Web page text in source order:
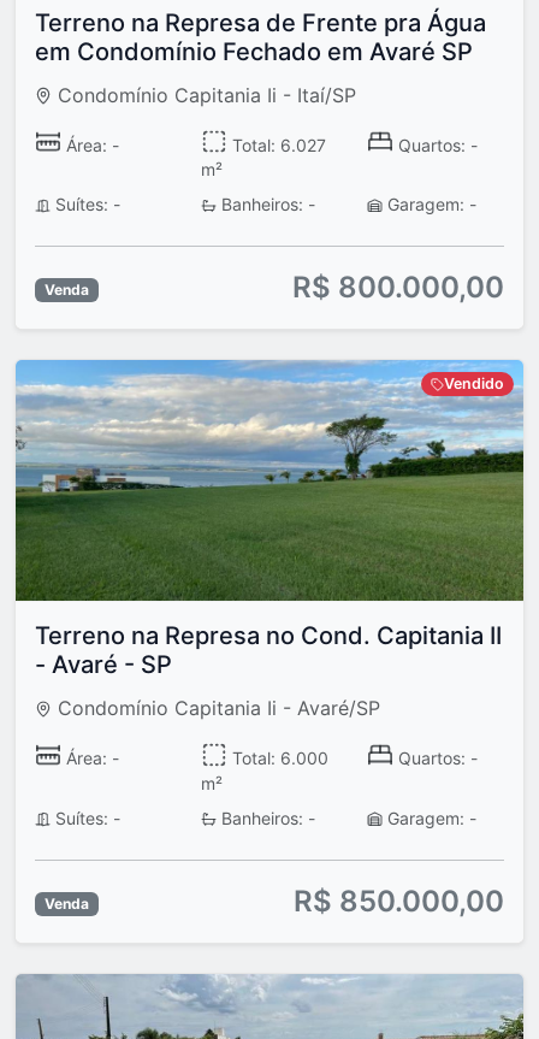
Terreno na Represa de Frente pra Água
em Condomínio Fechado em Avaré SP
Condomínio Capitania Ii - Itaí/SP
Área: -
Total: 6.027
m²
Quartos: -
Suítes: - Banheiros: - Garagem: -
Venda R$ 800.000,00
Vendido
Terreno na Represa no Cond. Capitania II
- Avaré - SP
Condomínio Capitania Ii - Avaré/SP
Área: -
Total: 6.000
m²
Quartos: -
Suítes: - Banheiros: - Garagem: -
Venda R$ 850.000,00